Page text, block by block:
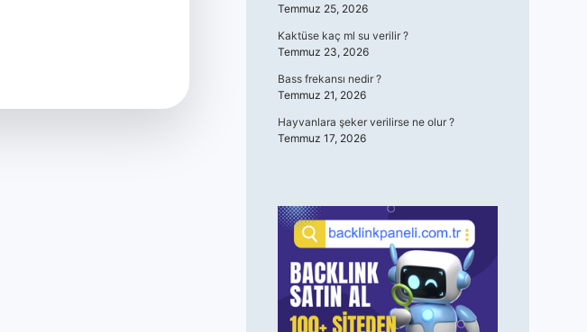
Temmuz 25, 2026
Kaktüse kaç ml su verilir ?
Temmuz 23, 2026
Bass frekansı nedir ?
Temmuz 21, 2026
Hayvanlara şeker verilirse ne olur ?
Temmuz 17, 2026